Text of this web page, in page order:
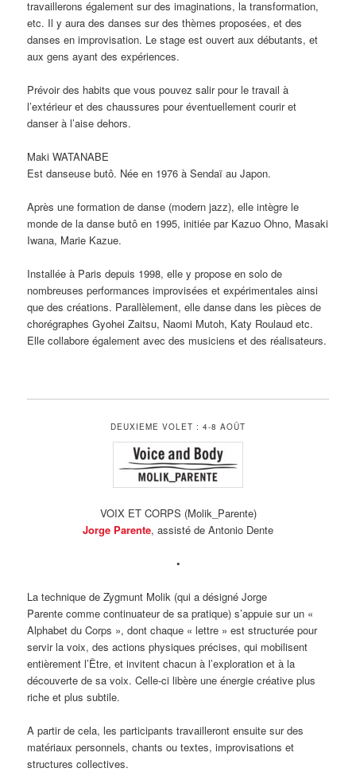
travaillerons également sur des imaginations, la transformation,
etc. Il y aura des danses sur des thèmes proposées, et des
danses en improvisation. Le stage est ouvert aux débutants, et
aux gens ayant des expériences.
Prévoir des habits que vous pouvez salir pour le travail à
l’extérieur et des chaussures pour éventuellement courir et
danser à l’aise dehors.
Maki WATANABE
Est danseuse butô. Née en 1976 à Sendaï au Japon.
Après une formation de danse (modern jazz), elle intègre le
monde de la danse butô en 1995, initiée par Kazuo Ohno, Masaki
Iwana, Marie Kazue.
Installée à Paris depuis 1998, elle y propose en solo de
nombreuses performances improvisées et expérimentales ainsi
que des créations. Parallèlement, elle danse dans les pièces de
chorégraphes Gyohei Zaitsu, Naomi Mutoh, Katy Roulaud etc.
Elle collabore également avec des musiciens et des réalisateurs.
DEUXIEME VOLET : 4-8 AOÛT
VOIX ET CORPS (Molik_Parente)
Jorge Parente, assisté de Antonio Dente
•
La technique de Zygmunt Molik (qui a désigné Jorge
Parente comme continuateur de sa pratique) s’appuie sur un «
Alphabet du Corps », dont chaque « lettre » est structurée pour
servir la voix, des actions physiques précises, qui mobilisent
entièrement l’Être, et invitent chacun à l’exploration et à la
découverte de sa voix. Celle-ci libère une énergie créative plus
riche et plus subtile.
A partir de cela, les participants travailleront ensuite sur des
matériaux personnels, chants ou textes, improvisations et
structures collectives.